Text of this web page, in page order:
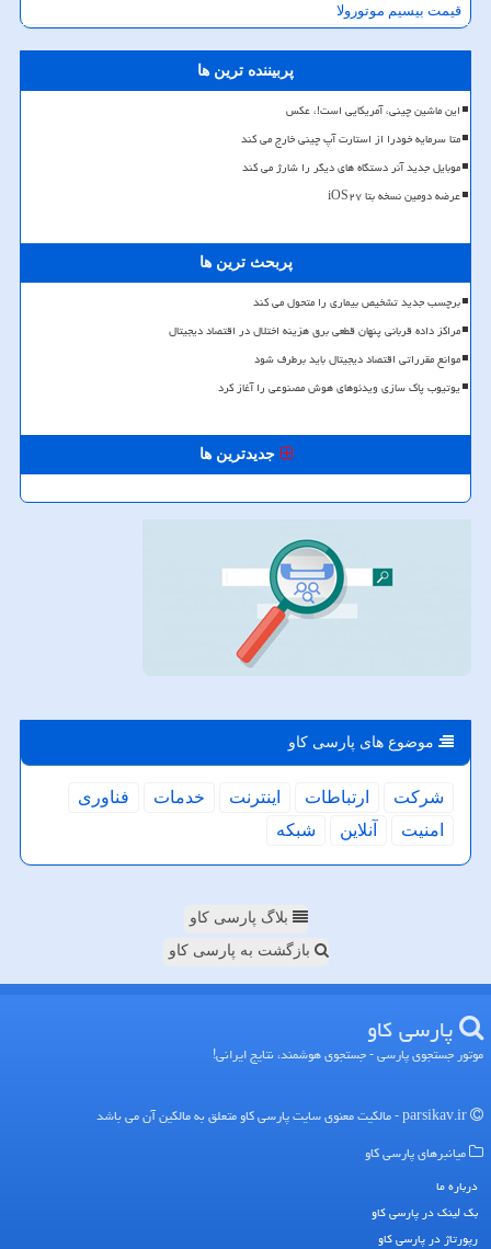
قیمت بیسیم موتورولا
پربیننده ترین ها
این ماشین چینی، آمریکایی است!، عکس
متا سرمایه خودرا از استارت آپ چینی خارج می کند
موبایل جدید آنر دستگاه های دیگر را شارژ می کند
عرضه دومین نسخه بتا iOS۲۷
پربحث ترین ها
برچسب جدید تشخیص بیماری را متحول می کند
مراکز داده قربانی پنهان قطعی برق هزینه اختلال در اقتصاد دیجیتال
موانع مقرراتی اقتصاد دیجیتال باید برطرف شود
یوتیوب پاک سازی ویدئوهای هوش مصنوعی را آغاز کرد
جدیدترین ها
موضوع های پارسی كاو
شركت ارتباطات اینترنت خدمات
فناوری
امنیت
آنلاین شبكه
بلاگ پارسی کاو
بازگشت به پارسی کاو
پارسی كاو
موتور جستجوی پارسی - جستجوی هوشمند، نتایج ایرانی!
میانبرهای پارسی كاو
درباره ما
بک لینک در پارسی كاو
رپورتاژ در پارسی كاو